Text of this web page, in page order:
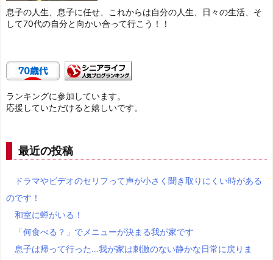
息子の人生、息子に任せ、これからは自分の人生、日々の生活、そ
して70代の自分と向かい合って行こう！！
ランキングに参加しています。
応援していただけると嬉しいです。
最近の投稿
ドラマやビデオのセリフって声が小さく聞き取りにくい時がある
のです！
和室に蝉がいる！
「何食べる？」でメニューが決まる我が家です
息子は帰って行った…我が家は刺激のない静かな日常に戻りま